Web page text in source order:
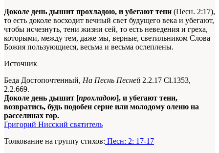
Доколе день дышит прохладою, и убегают тени (Песн. 2:17),
то есть доколе восходит вечный свет будущего века и убегают,
чтобы исчезнуть, тени жизни сей, то есть неведения и греха,
которыми, между тем, даже мы, верные, светильником Слова
Божия пользующиеся, весьма и весьма ослеплены.
Источник
Беда Достопочтенный, На Песнь Песней 2.2.17 Сl.1353,
2.2.669.
Доколе день дышит [прохладою], и убегают тени,
возвратись, будь подобен серне или молодому оленю на
расселинах гор.
Григорий Нисский святитель
Толкование на группу стихов: Песн: 2: 17-17